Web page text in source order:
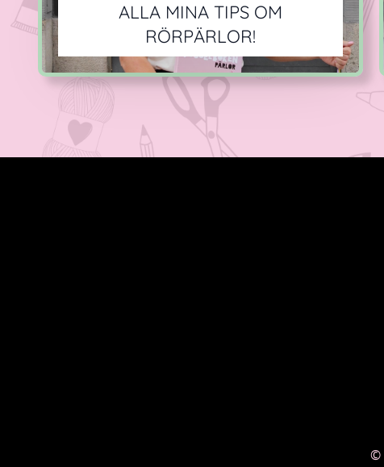
ALLA MINA TIPS OM
RÖRPÄRLOR!
©